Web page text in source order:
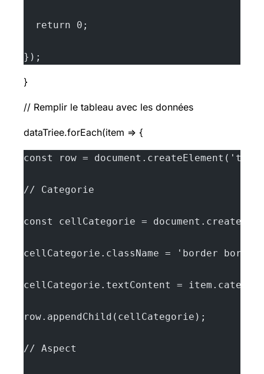
  return 0;
});
}
// Remplir le tableau avec les données
dataTriee.forEach(item => {
const row =
// Categorie
const cellCategorie =
cellCategorie.className = 'border
cellCategorie.textContent =
row.appendChild(cellCategorie);
// Aspect